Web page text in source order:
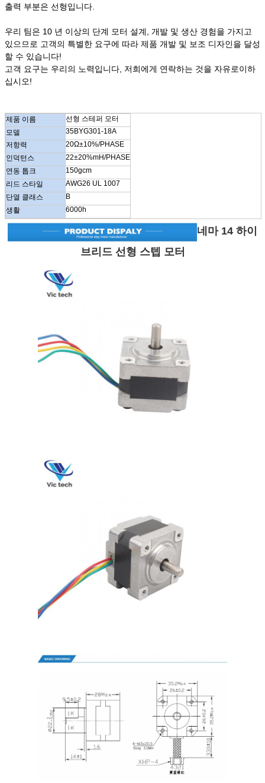
출력 부분은 선형입니다.
우리 팀은 10 년 이상의 단계 모터 설계, 개발 및 생산 경험을 가지고
있으므로 고객의 특별한 요구에 따라 제품 개발 및 보조 디자인을 달성
할 수 있습니다!
고객 요구는 우리의 노력입니다, 저희에게 연락하는 것을 자유로이하
십시오!
제품 이름
선형 스테퍼 모터
모델
35BYG301-18A
저항력
20Ω±10%/PHASE
인덕턴스
22±20%mH/PHASE
연동 톱크
150gcm
리드 스타일
AWG26 UL 1007
단열 클래스
B
생활
6000h
네마 14 하이
브리드 선형 스텝 모터